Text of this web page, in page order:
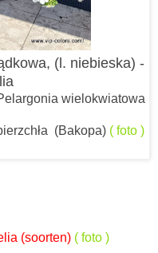
(l. niebieska) -
wielokwiatowa
(Bakopa) ( foto )
(soorten) ( foto )